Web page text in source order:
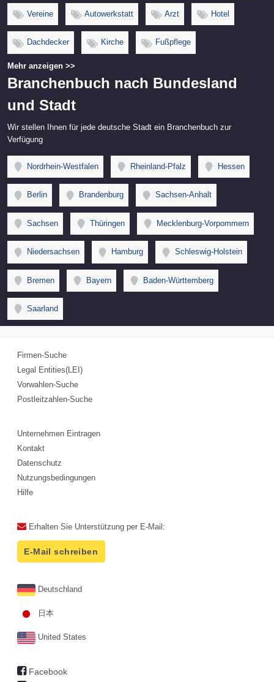
Vereine Autowerkstatt Arzt Hotel
Dachdecker Kirche Fußpflege
Mehr anzeigen >>
Branchenbuch nach Bundesland
und Stadt
Wir stellen Ihnen für jede deutsche Stadt ein Branchenbuch zur
Verfügung
Nordrhein-Westfalen Rheinland-Pfalz Hessen
Berlin Brandenburg Sachsen-Anhalt
Sachsen Thüringen Mecklenburg-Vorpommern
Niedersachsen Hamburg Schleswig-Holstein
Bremen Bayern Baden-Württemberg
Saarland
Firmen-Suche
Legal Entities(LEI)
Vorwahlen-Suche
Postleitzahlen-Suche
Unternehmen Eintragen
Kontakt
Datenschutz
Nutzungsbedingungen
Hilfe
Erhalten Sie Unterstützung per E-Mail:
E-Mail schreiben
Deutschland
日本
United States
Facebook